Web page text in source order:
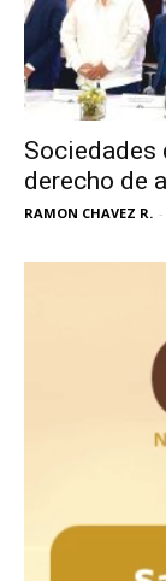
Sociedades
derecho de
RAMON CHAVEZ R. -